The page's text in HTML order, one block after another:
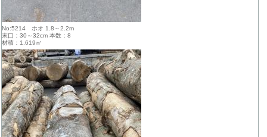
No:5214 ホオ 1.8～2.2m
末口：30～32cm 本数：8
材積：1.619㎥